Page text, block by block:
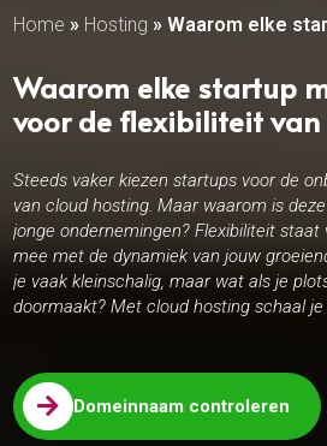
Home » Hosting »Waarom elke
Waarom elke startup
voor de flexibiliteit
Steeds vaker kiezen startups voor de
van cloud hosting. Maar waarom is
jonge ondernemingen? Flexibiliteit
mee met de dynamiek van jouw
je vaak kleinschalig, maar wat als je
doormaakt? Met cloud hosting schaal je
 Domeinnaam controleren